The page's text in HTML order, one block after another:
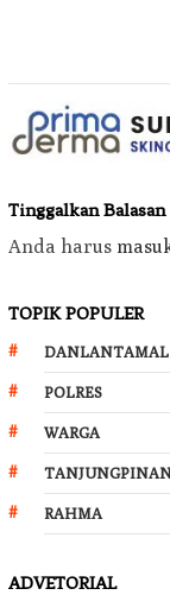
Tinggalkan Balasan
Anda harus
TOPIK POPULER
POLRES
WARGA
RAHMA
ADVETORIAL